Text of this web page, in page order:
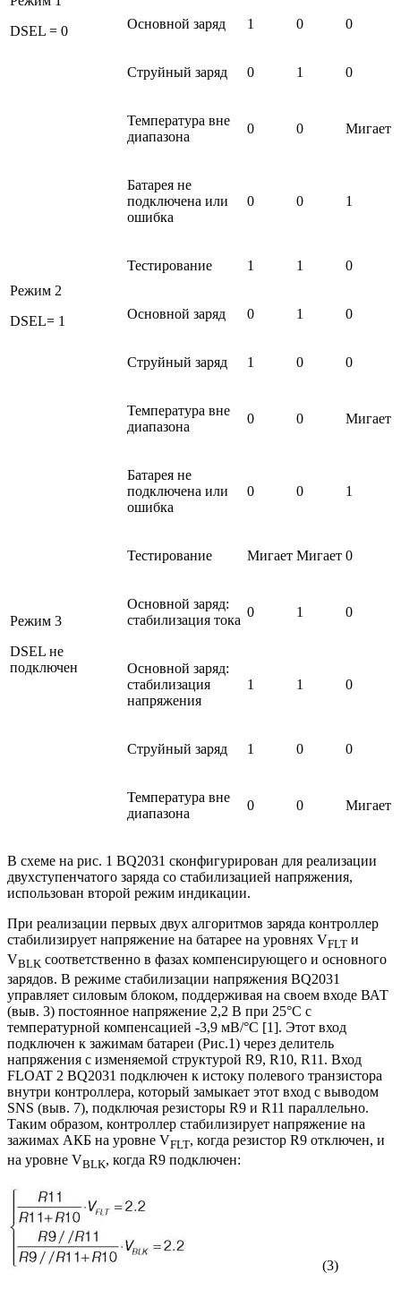
DSEL = 0
Основной заряд 1 0 0
Струйный заряд 0 1 0
Температура вне
диапазона
0 0 Мигает
Режим 2
DSEL= 1
Батарея не
подключена или
ошибка
0 0 1
Тестирование 1 1 0
Основной заряд 0 1 0
Струйный заряд 1 0 0
Температура вне
диапазона
0 0 Мигает
Режим 3
DSEL не
подключен
Батарея не
подключена или
ошибка
0 0 1
Тестирование Мигает Мигает 0
Основной заряд:
стабилизация тока
0 1 0
Основной заряд:
стабилизация
напряжения
1 1 0
Струйный заряд 1 0 0
Температура вне
диапазона
0 0 Мигает
В схеме на рис. 1 ВQ2031 сконфигурирован для реализации
двухступенчатого заряда со стабилизацией напряжения,
использован второй режим индикации.
При реализации первых двух алгоритмов заряда контроллер
стабилизирует напряжение на батарее на уровнях VFLT и
VBLK соответственно в фазах компенсирующего и основного
зарядов. В режиме стабилизации напряжения ВQ2031
управляет силовым блоком, поддерживая на своем входе ВАТ
(выв. 3) постоянное напряжение 2,2 В при 25°С с
температурной компенсацией -3,9 мВ/°С [1]. Этот вход
подключен к зажимам батареи (Рис.1) через делитель
напряжения с изменяемой структурой R9, R10, R11. Вход
FLOAT 2 ВQ2031 подключен к истоку полевого транзистора
внутри контроллера, который замыкает этот вход с выводом
SNS (выв. 7), подключая резисторы R9 и R11 параллельно.
Таким образом, контроллер стабилизирует напряжение на
зажимах АКБ на уровне VFLT, когда резистор R9 отключен, и
на уровне VBLK, когда R9 подключен:
(3)